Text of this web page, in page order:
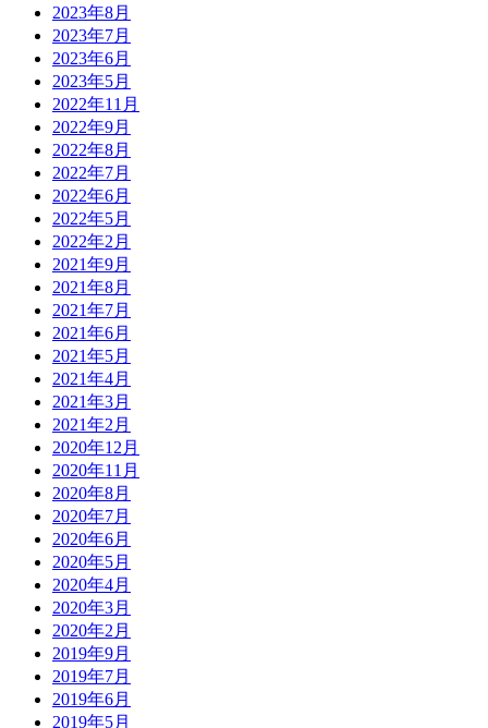
2023年8月
2023年7月
2023年6月
2023年5月
2022年11月
2022年9月
2022年8月
2022年7月
2022年6月
2022年5月
2022年2月
2021年9月
2021年8月
2021年7月
2021年6月
2021年5月
2021年4月
2021年3月
2021年2月
2020年12月
2020年11月
2020年8月
2020年7月
2020年6月
2020年5月
2020年4月
2020年3月
2020年2月
2019年9月
2019年7月
2019年6月
2019年5月